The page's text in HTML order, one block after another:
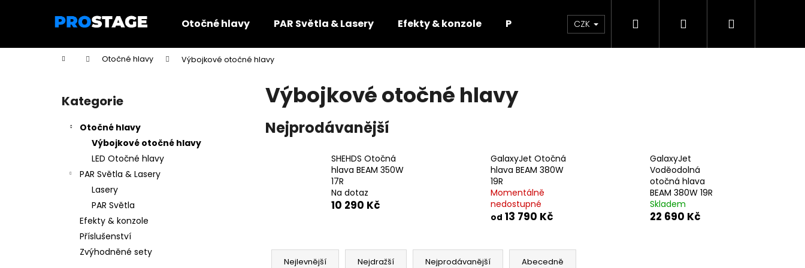
Otočné hlavy PAR Světla & Lasery Efekty & konzole Příslušenství Zvýhodněné sety Obchodní
CZK Hledat PřihlášeníNákupní
Domů Otočné hlavy Výbojkové otočné hlavy
Přeskočit
kategorie
Kategorie
Otočné hlavy
Výbojkové otočné hlavy
LED Otočné hlavy
PAR Světla & Lasery
Lasery
PAR Světla
Efekty & konzole
Příslušenství
Zvýhodněné sety
Výbojkové otočné hlavy
Nejprodávanější
SHEHDS Otočná
hlava BEAM 350W
17R
Na dotaz
10 290 Kč
GalaxyJet Otočná
hlava BEAM 380W
19R
Momentálně
nedostupné
od 13 790 Kč
GalaxyJet
Voděodolná
otočná hlava
BEAM 380W 19R
Skladem
22 690 Kč
Ř
Nejlevnější Nejdražší Nejprodávanější Abecedně
í
Zpět
do
Zpět
do
Doporučujeme